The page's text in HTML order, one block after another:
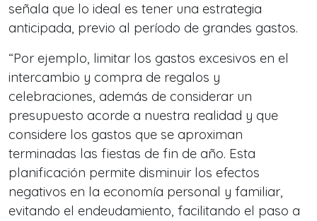
señala que lo ideal es tener una estrategia
anticipada, previo al período de grandes gastos.
“Por ejemplo, limitar los gastos excesivos en el
intercambio y compra de regalos y
celebraciones, además de considerar un
presupuesto acorde a nuestra realidad y que
considere los gastos que se aproximan
terminadas las fiestas de fin de año. Esta
planificación permite disminuir los efectos
negativos en la economía personal y familiar,
evitando el endeudamiento, facilitando el paso a